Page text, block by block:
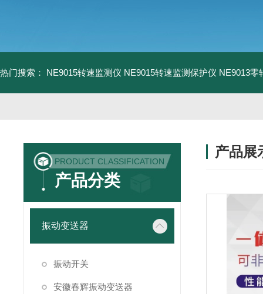
热门搜索： NE9015转速监测仪 NE9015转速监测保护仪 NE9013零
PRODUCT CLASSIFICATION
产品分类
振动变送器
振动开关
安徽春辉振动变送器
产品展